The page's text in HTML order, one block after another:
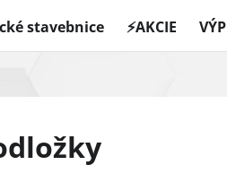
stavebnice ⚡AKCIE